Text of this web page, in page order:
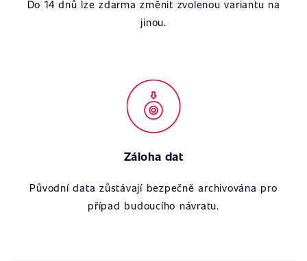
Do 14 dnů lze zdarma změnit zvolenou variantu na
jinou.
Záloha dat
Původní data zůstávají bezpečně archivována pro
případ budoucího návratu.